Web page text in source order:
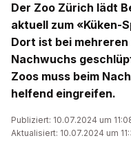
Der Zoo Zürich lädt
aktuell zum «Küken-
Dort ist bei
Nachwuchs
Zoos muss beim
helfend eingreifen.
Publiziert: 10.07.2024 um
Aktualisiert: 10.07.2024 um